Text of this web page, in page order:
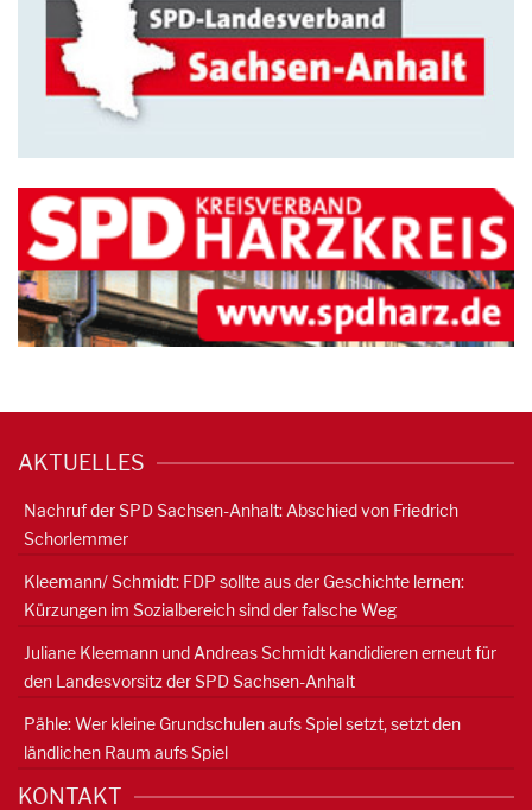
AKTUELLES
Nachruf der SPD Sachsen-Anhalt: Abschied von Friedrich
Schorlemmer
Kleemann/ Schmidt: FDP sollte aus der Geschichte lernen:
Kürzungen im Sozialbereich sind der falsche Weg
Juliane Kleemann und Andreas Schmidt kandidieren erneut für
den Landesvorsitz der SPD Sachsen-Anhalt
Pähle: Wer kleine Grundschulen aufs Spiel setzt, setzt den
ländlichen Raum aufs Spiel
KONTAKT